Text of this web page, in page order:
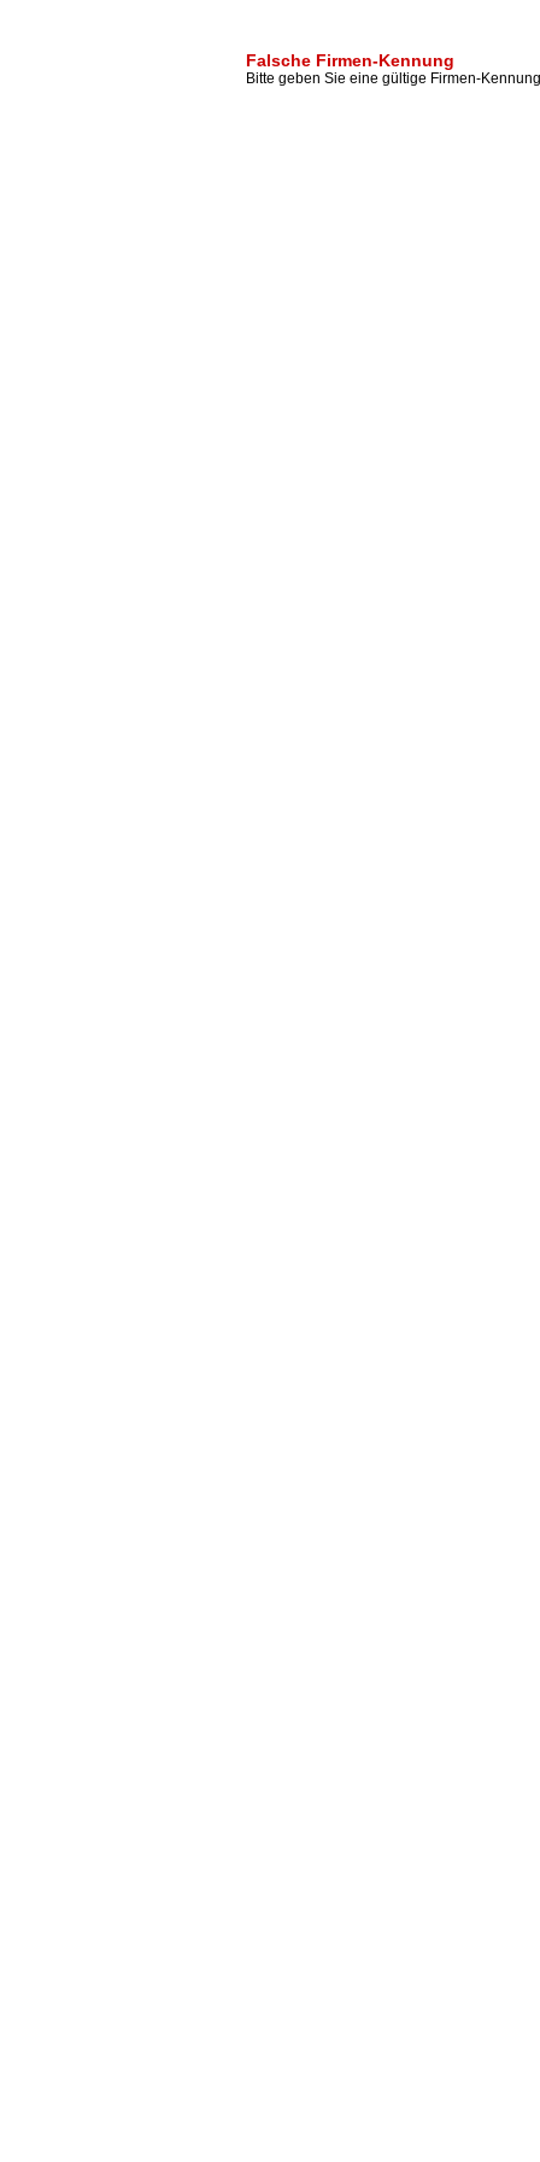
Falsche Firmen-Kennung
Bitte geben Sie eine gültige Firmen-